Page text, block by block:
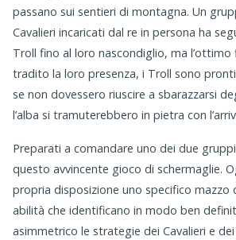
passano sui sentieri di montagna. Un
Cavalieri incaricati dal re in persona ha
Troll fino al loro nascondiglio, ma
tradito la loro presenza, i Troll sono
se non dovessero riuscire a sbarazzarsi
l’alba si tramuterebbero in pietra con
Preparati a comandare uno dei due
questo avvincente gioco di schermaglie.
propria disposizione uno specifico mazzo
abilità che identificano in modo ben
asimmetrico le strategie dei Cavalieri e dei